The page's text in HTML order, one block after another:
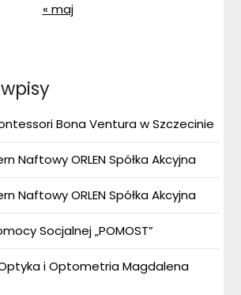
« maj
Bona Ventura w Szczecinie
Naftowy ORLEN Spółka Akcyjna
Naftowy ORLEN Spółka Akcyjna
Socjalnej „POMOST”
i Optometria Magdalena